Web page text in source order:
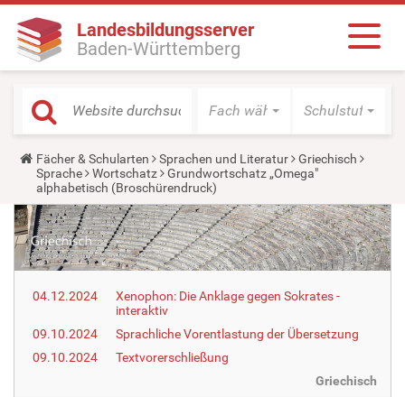
Landesbildungsserver
Baden-Württemberg
Fach wählen Schulstufe
Y
o
u
a
r
e
h
e
r
:
Fächer & Schularten Sprachen und Literatur
Griechisch
Sprache
Wortschatz
Grundwortschatz „Omega"
alphabetisch (Broschürendruck)
04.12.2024
Xenophon: Die Anklage gegen Sokrates -
interaktiv
09.10.2024
Sprachliche Vorentlastung der Übersetzung
09.10.2024
Textvorerschließung
Griechisch